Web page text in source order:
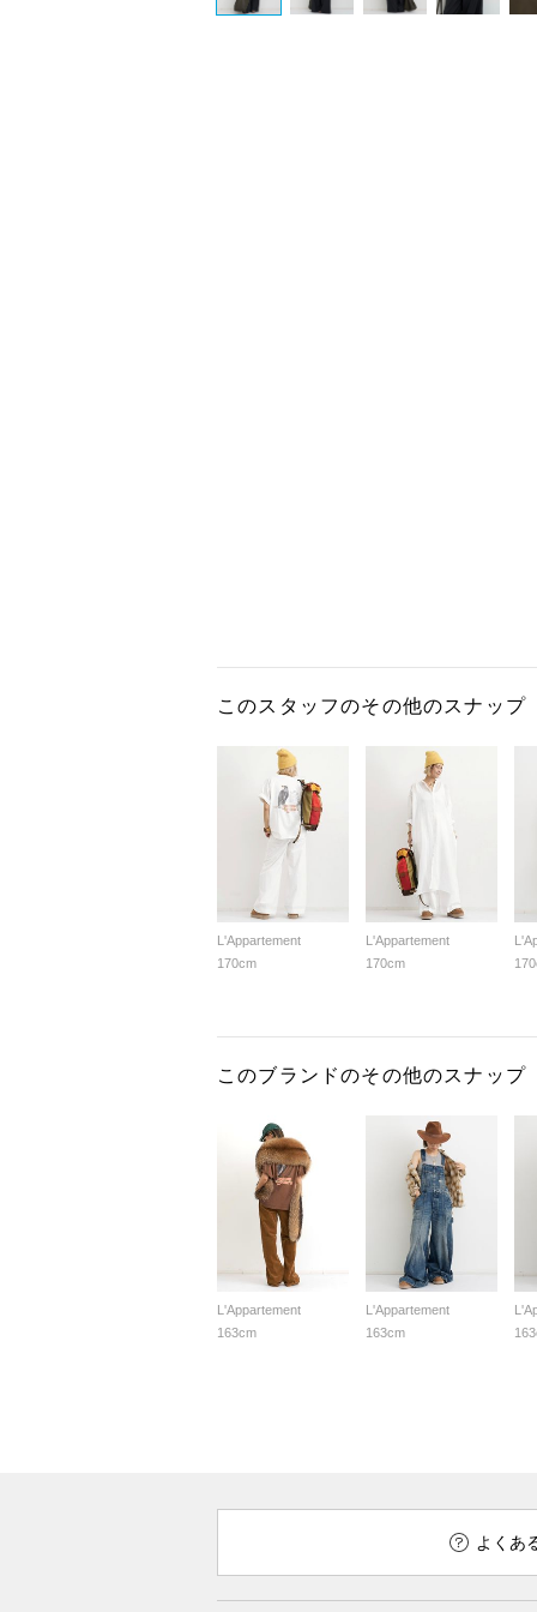
このスタッフのその他のスナップ
L'Appartement
170cm
L'Appartement
170cm
このブランドのその他のスナップ
L'Appartement
163cm
L'Appartement
163cm
よくあ